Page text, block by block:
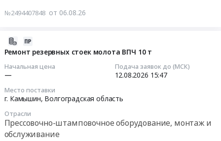
№2494407848 от 06.08.26
Ремонт резервных стоек молота ВПЧ 10 т
Начальная цена
—
Подача заявок до (МСК)
12.08.2026 15:47
Место поставки
г. Камышин, Волгоградская область
Отрасли
Прессовочно-штамповочное оборудование, монтаж и
обслуживание